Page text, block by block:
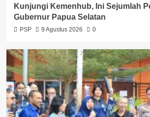
Kunjungi Kemenhub, Ini Sejumlah
Gubernur Papua Selatan
PSP 9 Agustus 2026 0